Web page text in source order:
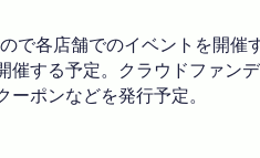
で各店舗でのイベントを開
催する予定。クラウドファン
ポンなどを発行予定。